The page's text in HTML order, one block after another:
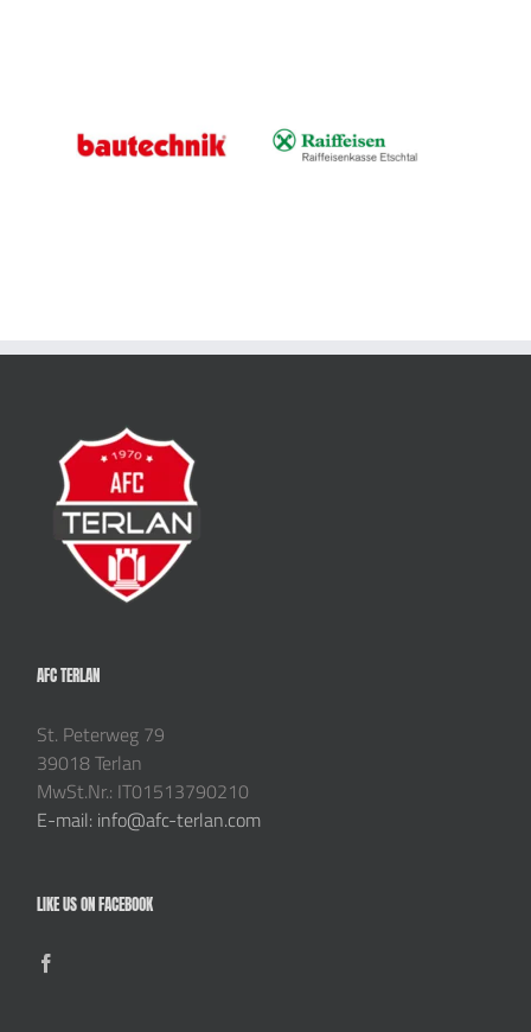
AFC TERLAN
St. Peterweg 79
39018 Terlan
MwSt.Nr.: IT01513790210
E-mail: info@afc-terlan.com
LIKE US ON FACEBOOK